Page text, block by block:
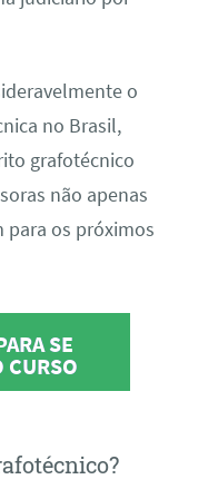
o
no Brasil,
grafotécnico
não apenas
para os próximos
SE
CURSO